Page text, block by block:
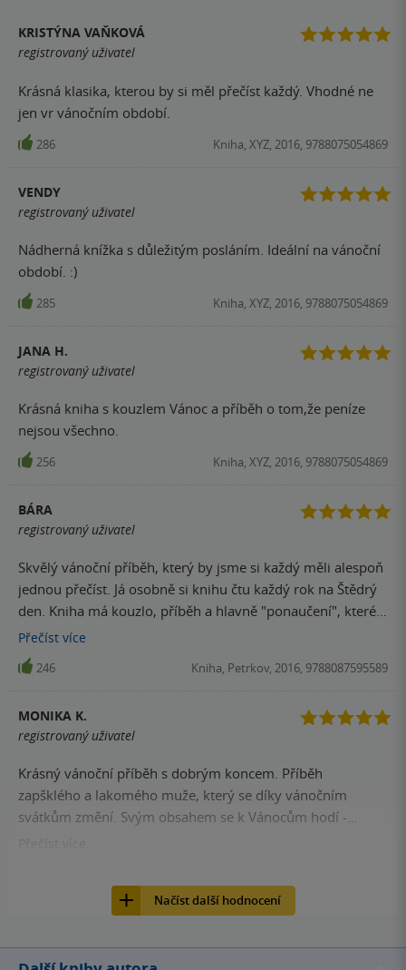
KRISTÝNA VAŇKOVÁ
registrovaný uživatel
Krásná klasika, kterou by si měl přečíst každý. Vhodné ne
jen vr vánočním období.
286 Kniha, XYZ, 2016, 9788075054869
VENDY
registrovaný uživatel
Nádherná knížka s důležitým posláním. Ideální na vánoční
období. :)
285 Kniha, XYZ, 2016, 9788075054869
JANA H.
registrovaný uživatel
Krásná kniha s kouzlem Vánoc a příběh o tom,že peníze
nejsou všechno.
256 Kniha, XYZ, 2016, 9788075054869
BÁRA
registrovaný uživatel
Skvělý vánoční příběh, který by jsme si každý měli alespoň
jednou přečíst. Já osobně si knihu čtu každý rok na Štědrý
den. Kniha má kouzlo, příběh a hlavně "ponaučení", které
se k tomuto období na 100% hodí. Výborně napsané, čtivé,
vtipné a poučné.
Přečíst více
246 Kniha, Petrkov, 2016, 9788087595589
MONIKA K.
registrovaný uživatel
Krásný vánoční příběh s dobrým koncem. Příběh
zapšklého a lakomého muže, který se díky vánočním
svátkům změní. Svým obsahem se k Vánocům hodí -
příběh, který pohladí, ale nepřekvapí
Přečíst
Načíst další hodnocení